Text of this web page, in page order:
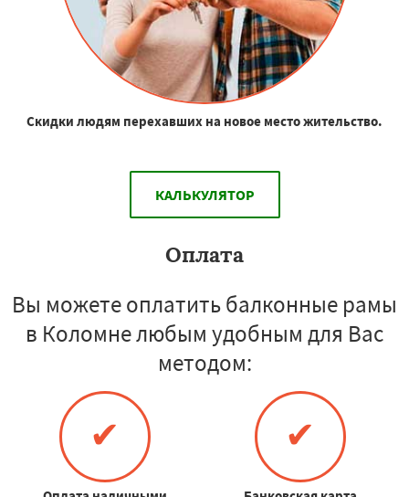
Скидки людям перехавших на новое место жительство.
КАЛЬКУЛЯТОР
Оплата
Вы можете оплатить балконные рамы
в Коломне любым удобным для Вас
методом:
✔ ✔